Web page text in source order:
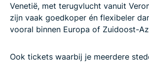
Venetië, met terugvlucht vanuit
zijn vaak goedkoper én flexibeler
vooral binnen Europa of Zuidoost-
Ook tickets waarbij je meerdere